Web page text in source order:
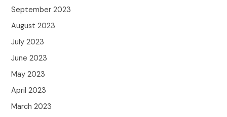
September 2023
August 2023
July 2023
June 2023
May 2023
April 2023
March 2023